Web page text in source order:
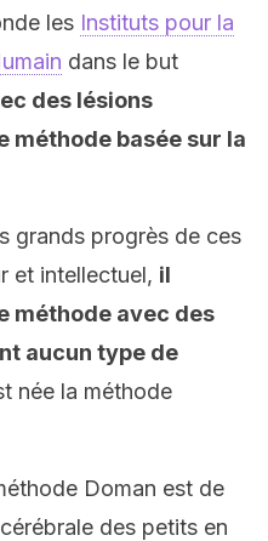
les Instituts pour la
dans le but
des lésions
méthode basée sur la
grands progrès de ces
et intellectuel, il
méthode avec des
aucun type de
née la méthode
Doman est de
des petits en